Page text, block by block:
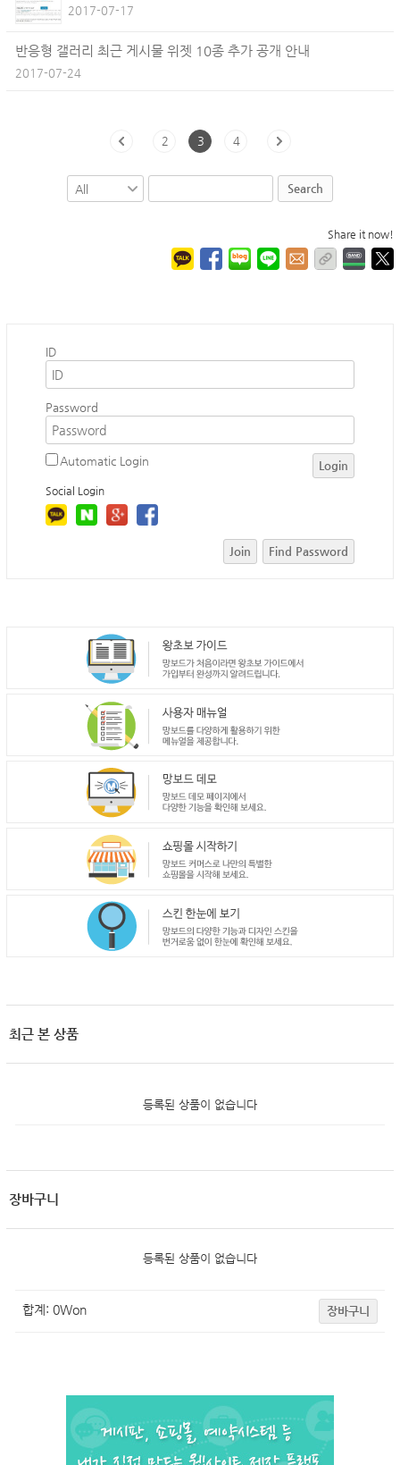
2017-07-17
반응형 갤러리 최근 게시물 위젯 10종 추가 공개 안내
2017-07-24
2 3 4
Search
Share it now!
ID
Password
Automatic Login Login
Social Login
Join Find Password
최근 본 상품
등록된 상품이 없습니다
장바구니
등록된 상품이 없습니다
합계: 0Won 장바구니